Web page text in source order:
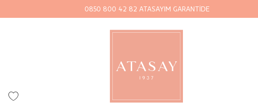
0850 800 42 82 ATASAYIM GARANTİDE